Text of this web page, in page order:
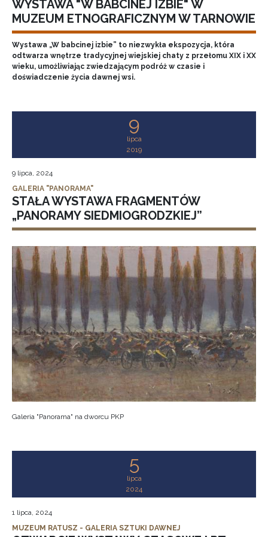
WYSTAWA "W BABCINEJ IZBIE" W
MUZEUM ETNOGRAFICZNYM W TARNOWIE
Wystawa „W babcinej izbie” to niezwykła ekspozycja, która
odtwarza wnętrze tradycyjnej wiejskiej chaty z przełomu XIX i XX
wieku, umożliwiając zwiedzającym podróż w czasie i
doświadczenie życia dawnej wsi.
9
lipca
2019
9 lipca, 2024
GALERIA "PANORAMA"
STAŁA WYSTAWA FRAGMENTÓW
„PANORAMY SIEDMIOGRODZKIEJ”
Galeria "Panorama" na dworcu PKP
5
lipca
2024
1 lipca, 2024
MUZEUM RATUSZ - GALERIA SZTUKI DAWNEJ